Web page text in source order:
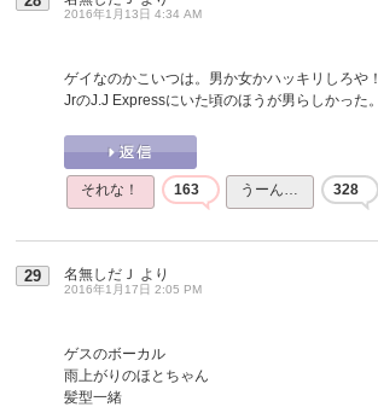
2016年1月13日 4:34 AM
ゲイなのかこいつは。男か女かハッキリしろや！
JrのJ.J Expressにいた頃のほうが男らしかった。
それな！ 163 うーん… 328
29 名無しだＪ より
2016年1月17日 2:05 PM
ゲスのボーカル
雨上がりのほとちゃん
髪型一緒